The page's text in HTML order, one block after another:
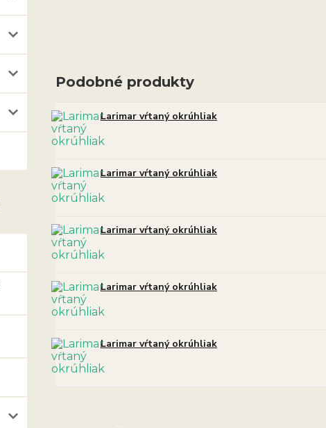
Podobné produkty
Larimar vŕtaný okrúhliak
Larimar vŕtaný okrúhliak
Larimar vŕtaný okrúhliak
Larimar vŕtaný okrúhliak
Larimar vŕtaný okrúhliak